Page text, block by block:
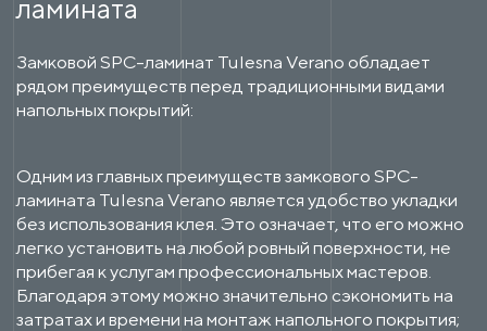
ламината
Замковой SPC-ламинат Tulesna Verano обладает
рядом преимуществ перед традиционными видами
напольных покрытий:
Одним из главных преимуществ замкового SPC-
ламината Tulesna Verano является удобство укладки
без использования клея. Это означает, что его можно
легко установить на любой ровный поверхности, не
прибегая к услугам профессиональных мастеров.
Благодаря этому можно значительно сэкономить на
затратах и времени на монтаж напольного покрытия;